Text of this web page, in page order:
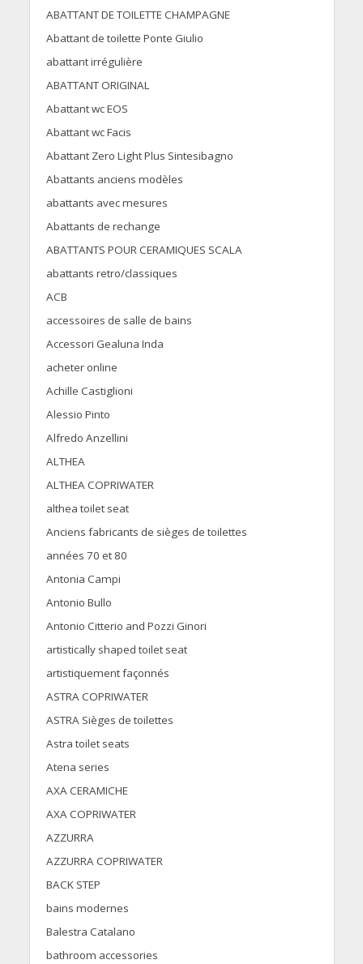
ABATTANT DE TOILETTE CHAMPAGNE
Abattant de toilette Ponte Giulio
abattant irrégulière
ABATTANT ORIGINAL
Abattant wc EOS
Abattant wc Facis
Abattant Zero Light Plus Sintesibagno
Abattants anciens modèles
abattants avec mesures
Abattants de rechange
ABATTANTS POUR CERAMIQUES SCALA
abattants retro/classiques
ACB
accessoires de salle de bains
Accessori Gealuna Inda
acheter online
Achille Castiglioni
Alessio Pinto
Alfredo Anzellini
ALTHEA
ALTHEA COPRIWATER
althea toilet seat
Anciens fabricants de sièges de toilettes
années 70 et 80
Antonia Campi
Antonio Bullo
Antonio Citterio and Pozzi Ginori
artistically shaped toilet seat
artistiquement façonnés
ASTRA COPRIWATER
ASTRA Sièges de toilettes
Astra toilet seats
Atena series
AXA CERAMICHE
AXA COPRIWATER
AZZURRA
AZZURRA COPRIWATER
BACK STEP
bains modernes
Balestra Catalano
bathroom accessories